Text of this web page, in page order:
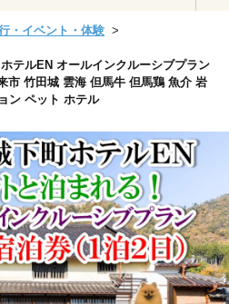
・イベント・体験
テルEN オールインクルーシブプラン
市 竹田城 雲海 但馬牛 但馬鶏 魚介 岩
ン ペット ホテル